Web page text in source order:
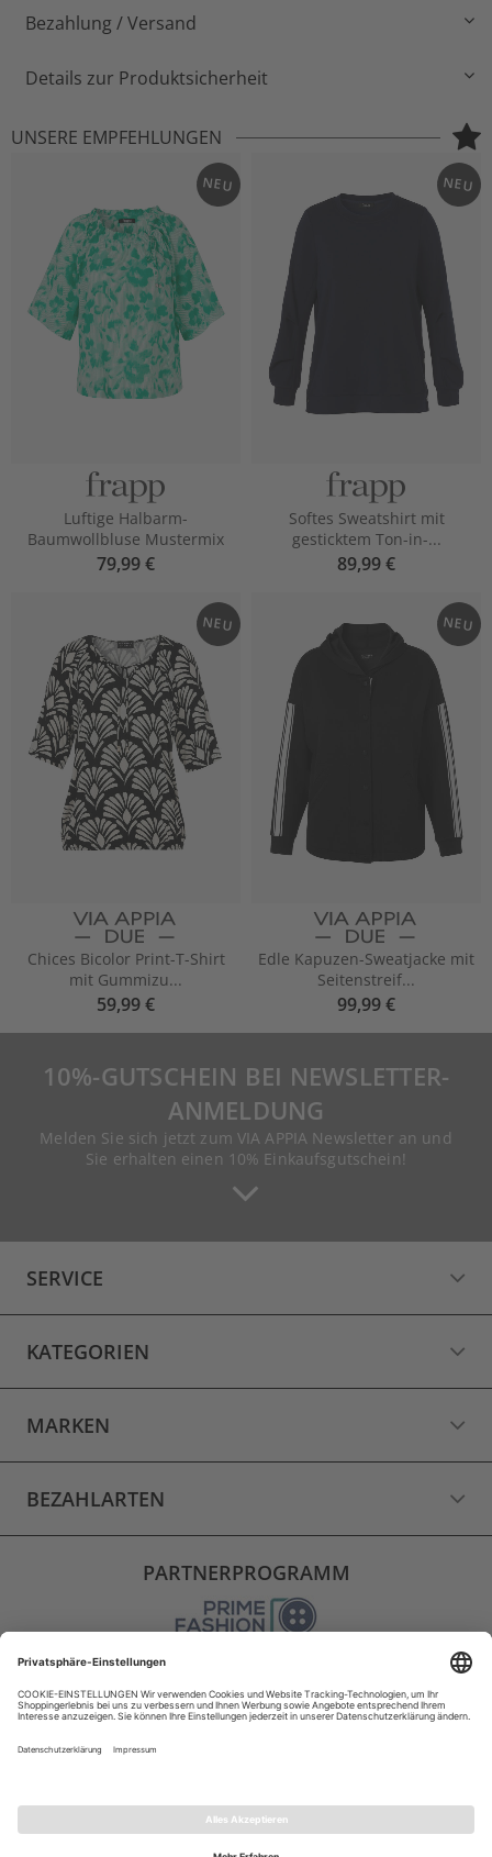
Bezahlung / Versand
Details zur Produktsicherheit
UNSERE EMPFEHLUNGEN
NEU
Luftige Halbarm-
Baumwollbluse Mustermix
79,99 €
NEU
Softes Sweatshirt mit
gesticktem Ton-in-...
89,99 €
NEU
Chices Bicolor Print-T-Shirt
mit Gummizu...
59,99 €
NEU
Edle Kapuzen-Sweatjacke mit
Seitenstreif...
99,99 €
10%-GUTSCHEIN BEI NEWSLETTER-
ANMELDUNG
Melden Sie sich jetzt zum VIA APPIA Newsletter an und
Sie erhalten einen 10% Einkaufsgutschein!
SERVICE
KATEGORIEN
MARKEN
BEZAHLARTEN
PARTNERPROGRAMM
VERSAND
WIDERRUF